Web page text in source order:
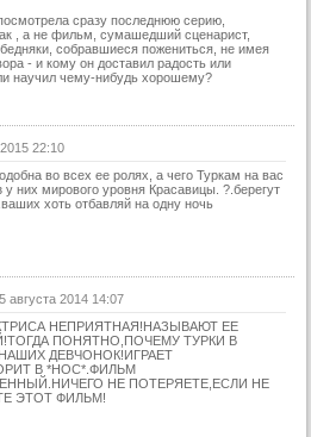
сразу последнюю серию,
, а не фильм, сумашедший сценарист,
собравшиеся пожениться, не имея
- и кому он доставил радость или
научил чему-нибудь хорошему?
22:10
во всех ее ролях, а чего Туркам на вас
у них мирового уровня Красавицы. ?.берегут
хоть отбавляй на одну ночь
5 августа 2014 14:07
НЕПРИЯТНАЯ!НАЗЫВАЮТ ЕЕ
ПОНЯТНО,ПОЧЕМУ ТУРКИ В
ДЕВЧОНОК!ИГРАЕТ
В *НОС*.ФИЛЬМ
НЕ ПОТЕРЯЕТЕ,ЕСЛИ НЕ
ЭТОТ ФИЛЬМ!